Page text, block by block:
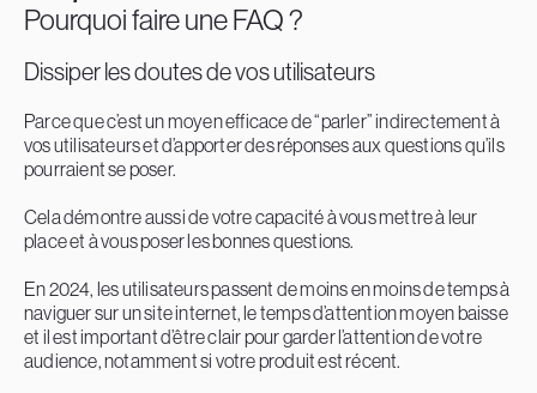
Pourquoi faire une FAQ ?
Dissiper les doutes de vos utilisateurs
Parce que c’est un moyen efficace de “parler” indirectement à
vos utilisateurs et d’apporter des réponses aux questions qu’ils
pourraient se poser.
Cela démontre aussi de votre capacité à vous mettre à leur
place et à vous poser les bonnes questions.
En 2024, les utilisateurs passent de moins en moins de temps à
naviguer sur un site internet, le temps d’attention moyen baisse
et il est important d’être clair pour garder l’attention de votre
audience, notamment si votre produit est récent.